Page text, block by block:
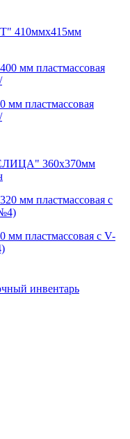
410ммх415мм
мм пластмассовая
360х370мм
мм пластмассовая с V-
инвентарь